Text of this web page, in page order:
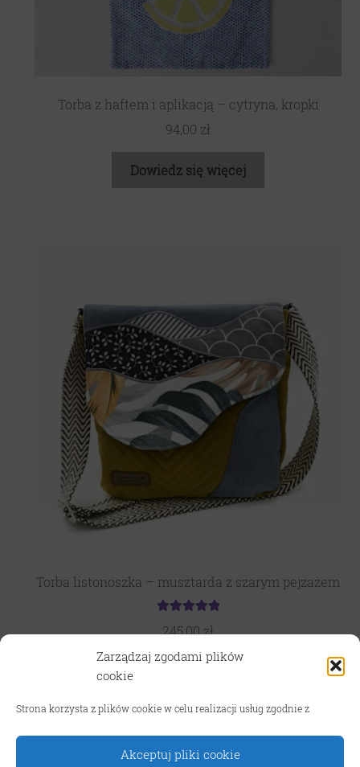
Zarządzaj zgodami plików
cookie
Strona korzysta z plików cookie w celu realizacji usług zgodnie z
Akceptuj pliki cookie
TRYB WAKACYJNY! W związku z wyjazdami oraz sezonem
urlopowym realizacja zamówień w sklepie internetowym jest
wysłużona nawet do 10 dni roboczych. Za utrudnienia
Torba z haftem i aplikacją – cytryna, kropki
94,00 zł
Dowiedz się więcej
Torba listonoszka – musztarda z szarym pejzażem
5.00
245,00zł
Dowiedz się więcej